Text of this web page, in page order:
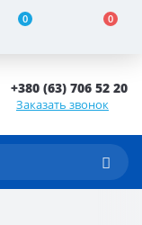
0 0
+380 (63) 706 52 20
Заказать звонок